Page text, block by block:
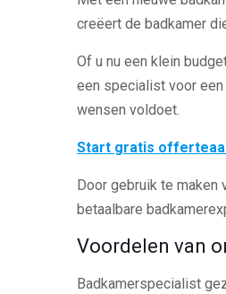
creëert de badkamer
Of u nu een klein
een specialist voor
wensen voldoet.
Start gratis
Door gebruik te
betaalbare
Voordelen van
Badkamerspecialist